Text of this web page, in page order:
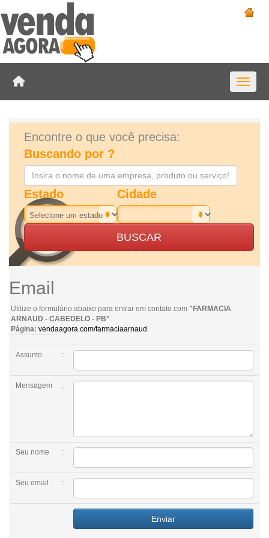
Toggle
Encontre o que você precisa:
Buscando por ?
Estado Cidade
BUSCAR
Email
Utilize o formulário abaixo para entrar em contato com "FARMACIA
ARNAUD - CABEDELO - PB".
Página: vendaagora.com/farmaciaarnaud
Assunto :
Mensagem :
Seu nome :
Seu email :
Enviar